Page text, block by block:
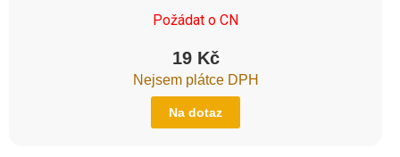
Požádat o CN
19 Kč
Nejsem plátce DPH
Na dotaz